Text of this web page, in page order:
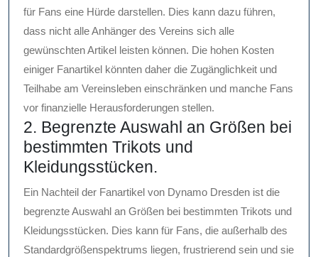
für Fans eine Hürde darstellen. Dies kann dazu führen,
dass nicht alle Anhänger des Vereins sich alle
gewünschten Artikel leisten können. Die hohen Kosten
einiger Fanartikel könnten daher die Zugänglichkeit und
Teilhabe am Vereinsleben einschränken und manche Fans
vor finanzielle Herausforderungen stellen.
2. Begrenzte Auswahl an Größen bei
bestimmten Trikots und
Kleidungsstücken.
Ein Nachteil der Fanartikel von Dynamo Dresden ist die
begrenzte Auswahl an Größen bei bestimmten Trikots und
Kleidungsstücken. Dies kann für Fans, die außerhalb des
Standardgrößenspektrums liegen, frustrierend sein und sie